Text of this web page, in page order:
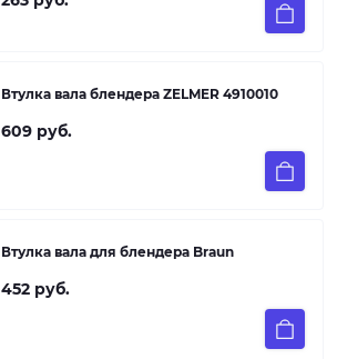
Втулка вала блендера ZELMER 4910010
609 руб.
Втулка вала для блендера Braun
452 руб.